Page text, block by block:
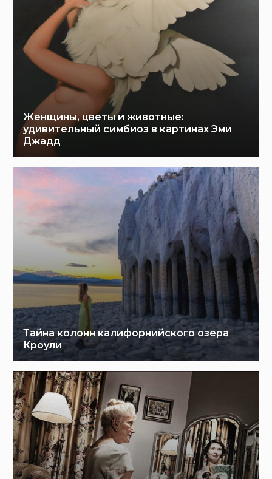
Женщины, цветы и животные:
удивительный симбиоз в картинах Эми
Джадд
Тайна колонн калифорнийского озера
Кроули